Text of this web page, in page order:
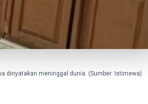
dinyatakan meninggal dunia. (Sumber: Istimewa)